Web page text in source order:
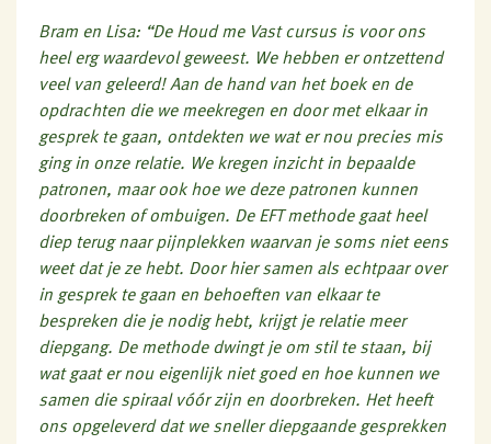
Bram en Lisa: “De Houd me Vast cursus is voor ons
heel erg waardevol geweest. We hebben er ontzettend
veel van geleerd! Aan de hand van het boek en de
opdrachten die we meekregen en door met elkaar in
gesprek te gaan, ontdekten we wat er nou precies mis
ging in onze relatie. We kregen inzicht in bepaalde
patronen, maar ook hoe we deze patronen kunnen
doorbreken of ombuigen. De EFT methode gaat heel
diep terug naar pijnplekken waarvan je soms niet eens
weet dat je ze hebt. Door hier samen als echtpaar over
in gesprek te gaan en behoeften van elkaar te
bespreken die je nodig hebt, krijgt je relatie meer
diepgang. De methode dwingt je om stil te staan, bij
wat gaat er nou eigenlijk niet goed en hoe kunnen we
samen die spiraal vóór zijn en doorbreken. Het heeft
ons opgeleverd dat we sneller diepgaande gesprekken